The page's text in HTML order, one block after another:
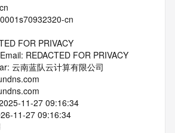
cn
FOR PRIVACY
REDACTED FOR PRIVACY
云南蓝队云计算有限公司
11-27 09:16:34
11-27 09:16:34